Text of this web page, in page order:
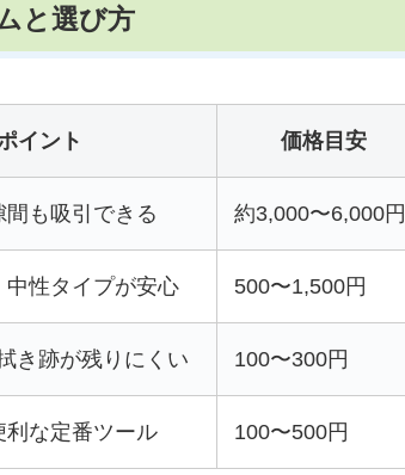
と選び方
イント 価格目安
も吸引できる 約3,000〜6,000円
性タイプが安心 500〜1,500円
き跡が残りにくい 100〜300円
利な定番ツール 100〜500円